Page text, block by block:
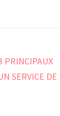
PRINCIPAUX
SERVICE DE